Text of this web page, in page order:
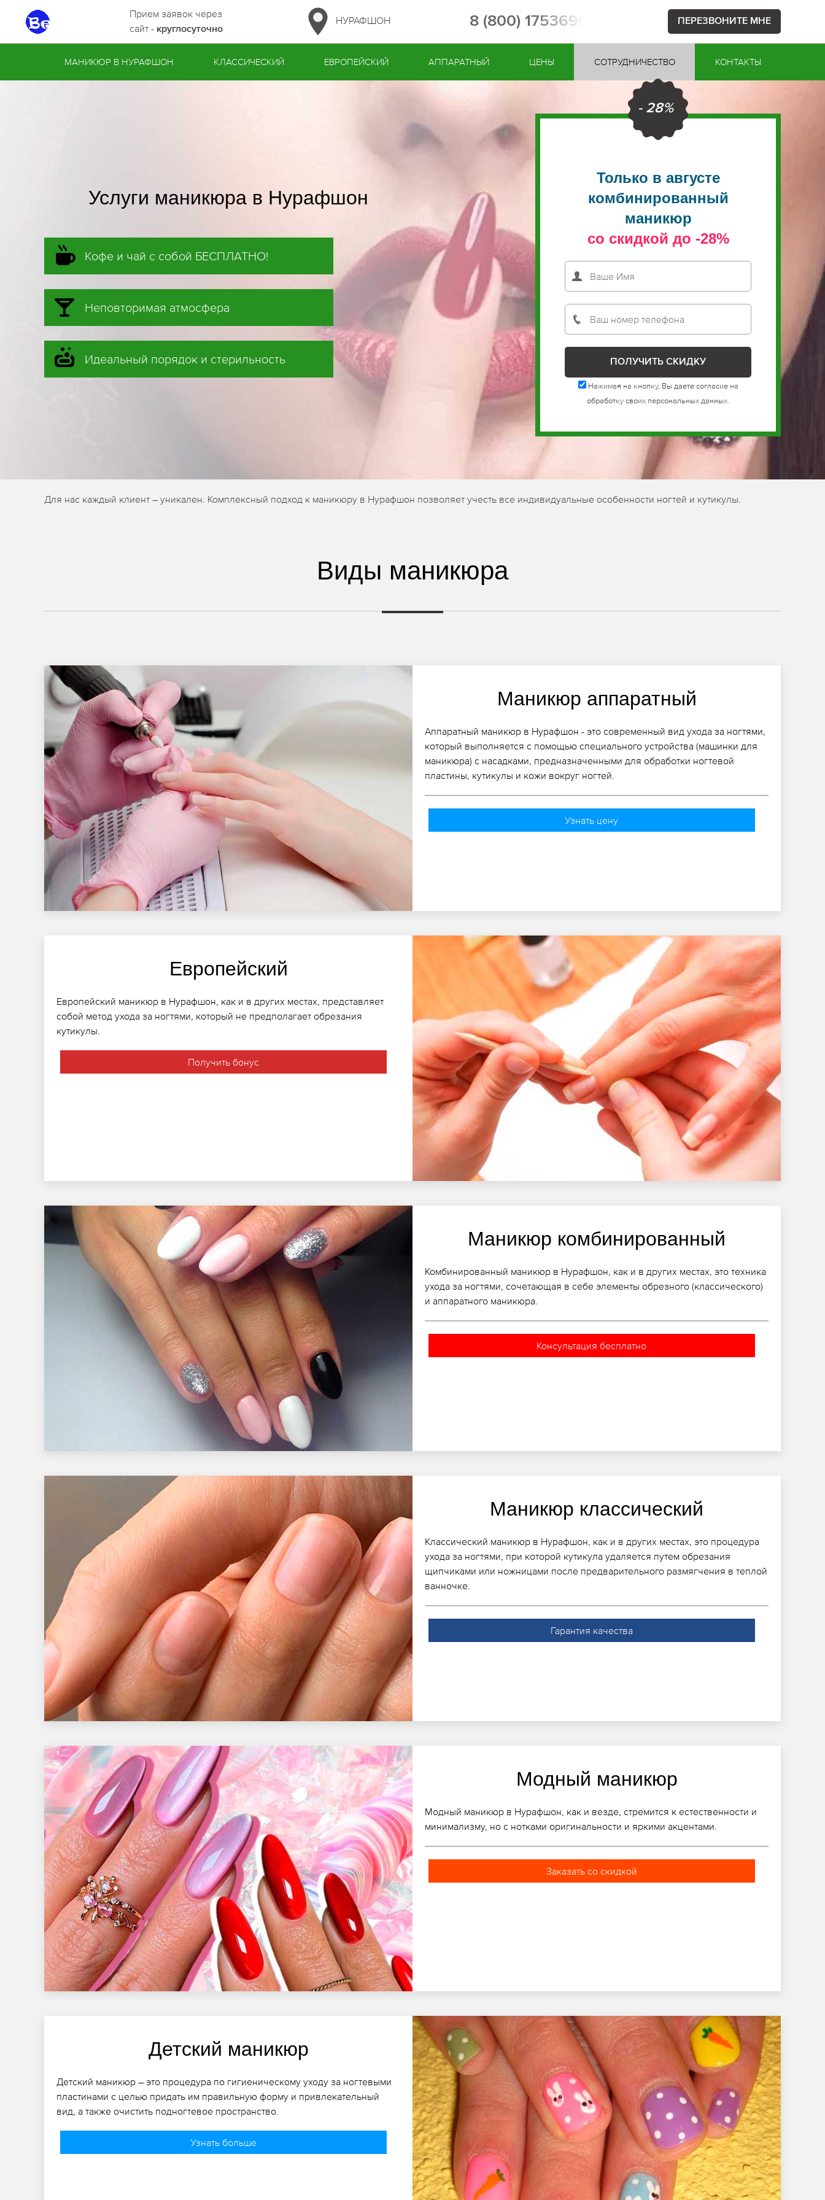
Прием заявок через
сайт - круглосуточно
НУРАФШОН 8 (800) 1753696 ПЕРЕЗВОНИТЕ МНЕ
МАНИКЮР В НУРАФШОН КЛАССИЧЕСКИЙ ЕВРОПЕЙСКИЙ АППАРАТНЫЙ ЦЕНЫ СОТРУДНИЧЕСТВО КОНТАКТЫ
Услуги маникюра в Нурафшон
Кофе и чай с собой БЕСПЛАТНО!
Неповторимая атмосфера
Идеальный порядок и стерильность
- 28%
Только в августе
комбинированный
маникюр
со скидкой до -28%
Нажимая на кнопку, Вы даете согласие на
обработку своих персональных данных.
Для нас каждый клиент – уникален. Комплексный подход к маникюру в Нурафшон позволяет учесть все индивидуальные особенности ногтей и кутикулы.
Виды маникюра
Маникюр аппаратный
Аппаратный маникюр в Нурафшон - это современный вид ухода за ногтями,
который выполняется с помощью специального устройства (машинки для
маникюра) с насадками, предназначенными для обработки ногтевой
пластины, кутикулы и кожи вокруг ногтей.
Узнать цену
Европейский
Европейский маникюр в Нурафшон, как и в других местах, представляет
собой метод ухода за ногтями, который не предполагает обрезания
кутикулы.
Получить бонус
Маникюр комбинированный
Комбинированный маникюр в Нурафшон, как и в других местах, это техника
ухода за ногтями, сочетающая в себе элементы обрезного (классического)
и аппаратного маникюра.
Консультация бесплатно
Маникюр классический
Классический маникюр в Нурафшон, как и в других местах, это процедура
ухода за ногтями, при которой кутикула удаляется путем обрезания
щипчиками или ножницами после предварительного размягчения в теплой
ванночке.
Гарантия качества
Модный маникюр
Модный маникюр в Нурафшон, как и везде, стремится к естественности и
минимализму, но с нотками оригинальности и яркими акцентами.
Заказать со скидкой
Детский маникюр
Детский маникюр – это процедура по гигиеническому уходу за ногтевыми
пластинами с целью придать им правильную форму и привлекательный
вид, а также очистить подногтевое пространство.
Узнать больше